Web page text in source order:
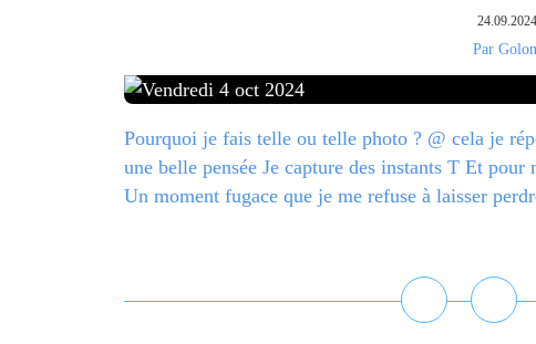
24.09.2024
Par
Pourquoi je fais telle ou telle photo ? @ cela je
une belle pensée Je capture des instants T Et
Un moment fugace que je me refuse à laisser